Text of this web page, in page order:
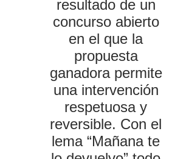
resultado de un
concurso abierto
en el que la
propuesta
ganadora permite
una intervención
respetuosa y
reversible. Con el
lema “Mañana te